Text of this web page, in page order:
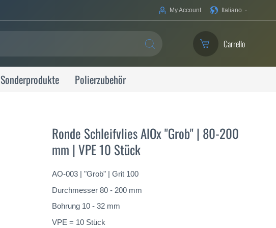
La
Italiano
My Account
SEARCH Carrello
Sonderprodukte Polierzubehör
Ronde Schleifvlies AlOx "Grob" | 80-200
mm | VPE 10 Stück
AO-003 | "Grob" | Grit 100
Durchmesser 80 - 200 mm
Bohrung 10 - 32 mm
VPE = 10 Stück